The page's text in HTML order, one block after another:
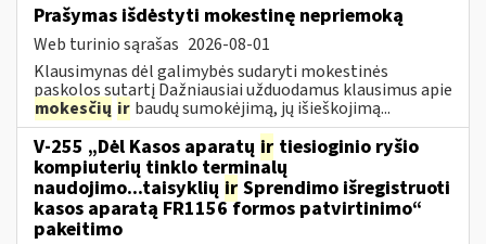
Prašymas išdėstyti mokestinę nepriemoką
Web turinio sąrašas 2026-08-01
Klausimynas dėl galimybės sudaryti mokestinės
paskolos sutartį Dažniausiai užduodamus klausimus apie
mokesčių ir baudų sumokėjimą, jų išieškojimą...
V-255 „Dėl Kasos aparatų ir tiesioginio ryšio
kompiuterių tinklo terminalų
naudojimo...taisyklių ir Sprendimo išregistruoti
kasos aparatą FR1156 formos patvirtinimo“
pakeitimo